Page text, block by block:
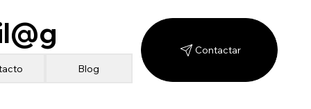
Blog
Contactar